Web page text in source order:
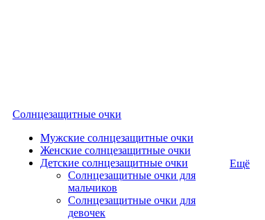
Солнцезащитные очки
Мужские солнцезащитные очки
Женские солнцезащитные очки
Детские солнцезащитные очки
Солнцезащитные очки для
мальчиков
Солнцезащитные очки для
девочек
Ещё